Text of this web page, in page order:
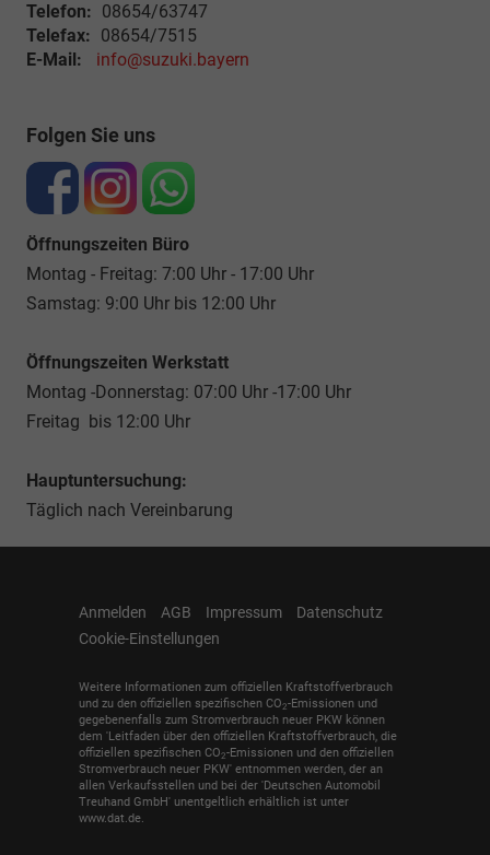
Telefon: 08654/63747
Telefax: 08654/7515
E-Mail:
info@suzuki.bayern
Folgen Sie uns
Öffnungszeiten Büro
Montag - Freitag: 7:00 Uhr - 17:00 Uhr
Samstag: 9:00 Uhr bis 12:00 Uhr
Öffnungszeiten Werkstatt
Montag -Donnerstag: 07:00 Uhr -17:00 Uhr
Freitag bis 12:00 Uhr
Hauptuntersuchung:
Täglich nach Vereinbarung
Anmelden AGB Impressum
Datenschutz
Cookie-Einstellungen
Weitere Informationen zum offiziellen Kraftstoffverbrauch
und zu den offiziellen spezifischen CO2-Emissionen und
gegebenenfalls zum Stromverbrauch neuer PKW können
dem 'Leitfaden über den offiziellen Kraftstoffverbrauch, die
offiziellen spezifischen CO2-Emissionen und den offiziellen
Stromverbrauch neuer PKW' entnommen werden, der an
allen Verkaufsstellen und bei der 'Deutschen Automobil
Treuhand GmbH' unentgeltlich erhältlich ist unter
www.dat.de.